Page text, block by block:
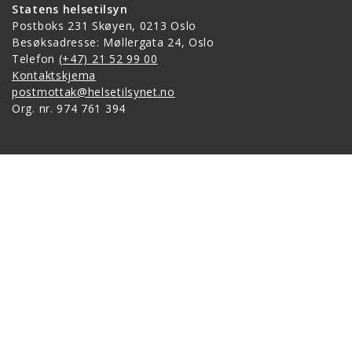
Statens helsetilsyn
Postboks 231 Skøyen, 0213 Oslo
Besøksadresse: Møllergata 24, Oslo
Telefon (+47) 21 52 99 00
Kontaktskjema
postmottak@helsetilsynet.no
Org. nr. 974 761 394